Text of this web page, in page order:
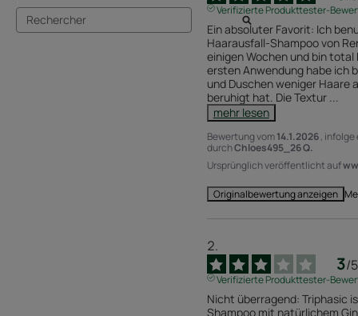
Verifizierte Produkttester-
Ein absoluter Favorit: Ich
Haarausfall-Shampoo von
einigen Wochen und bin
ersten Anwendung habe ich
und Duschen weniger Haare
beruhigt hat. Die Textur ...
mehr lesen
Bewertung vom14.1.2026, infolge
durchChloes495_26 Q.
Ursprünglich veröffentlicht auf
Originalbewertung anzeigen
3/5
Verifizierte Produkttester-
Nicht überragend: Triphasic
Shampoo mit natürlichem